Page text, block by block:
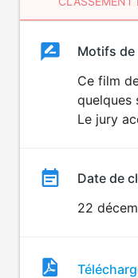
Classement
Motifs
Ce film
quelques
Le jury
Date de
22
Fichier